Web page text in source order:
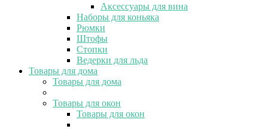
Аксессуары для вина
Наборы для коньяка
Рюмки
Штофы
Стопки
Ведерки для льда
Товары для дома
Товары для дома
Товары для окон
Товары для окон